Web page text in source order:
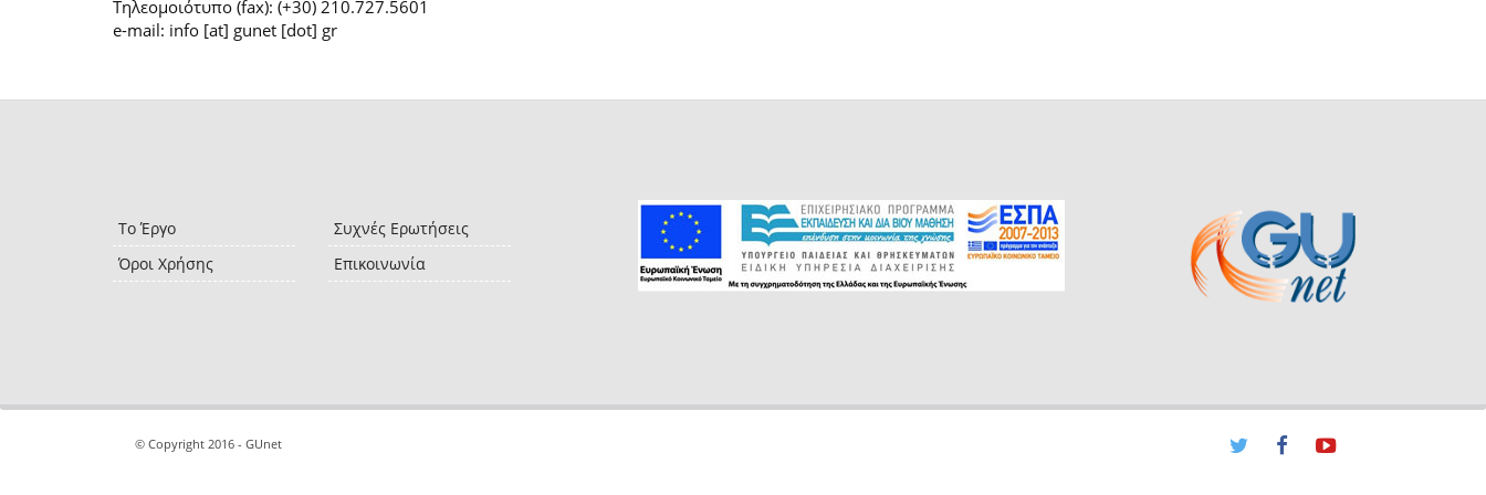
Τηλεομοιότυπο (fax): (+30) 210.727.5601
e-mail: info [at] gunet [dot] gr
Το Έργο
Όροι Χρήσης
Συχνές Ερωτήσεις
Επικοινωνία
© Copyright 2016 - GUnet